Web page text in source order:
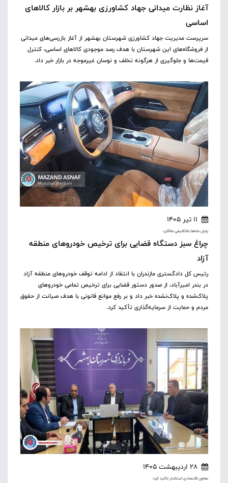
آغاز نظارت میدانی جهاد کشاورزی بهشهر بر بازار کالاهای
اساسی
سرپرست مدیریت جهاد کشاورزی شهرستان بهشهر از آغاز بازرسی‌های میدانی
از فروشگاه‌های این شهرستان با هدف رصد موجودی کالاهای اساسی، کنترل
قیمت‌ها و جلوگیری از هرگونه تخلف و نوسان غیرموجه در بازار خبر داد.
11 تیر 1405
پایان ماه‌ها بلاتکلیفی مالکان؛
چراغ سبز دستگاه قضایی برای ترخیص خودروهای منطقه
آزاد
رئیس کل دادگستری مازندران با انتقاد از ادامه توقف خودروهای منطقه آزاد
در بندر امیرآباد، از صدور دستور قضایی برای ترخیص تمامی خودروهای
پلاک‌شده و پلاک‌نشده خبر داد و بر رفع موانع قانونی با هدف صیانت از حقوق
مردم و حمایت از سرمایه‌گذاری تأکید کرد.
28 اردیبهشت 1405
معاون اقتصادی استاندار تاکید کرد؛